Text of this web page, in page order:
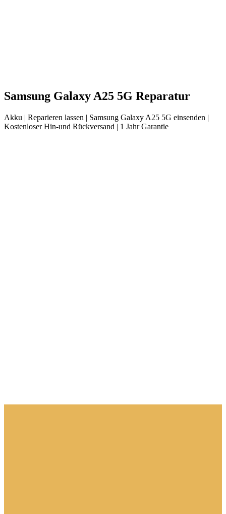
Samsung Galaxy A25 5G Reparatur
Akku | Reparieren lassen | Samsung Galaxy A25 5G einsenden |
Kostenloser Hin-und Rückversand | 1 Jahr Garantie